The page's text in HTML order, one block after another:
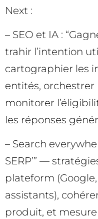
Next :
– SEO et IA :
trahir l’intention
cartographier les
entités,
monitorer
les réponses
– Search
SERP’” —
plateform
assistants),
produit, et